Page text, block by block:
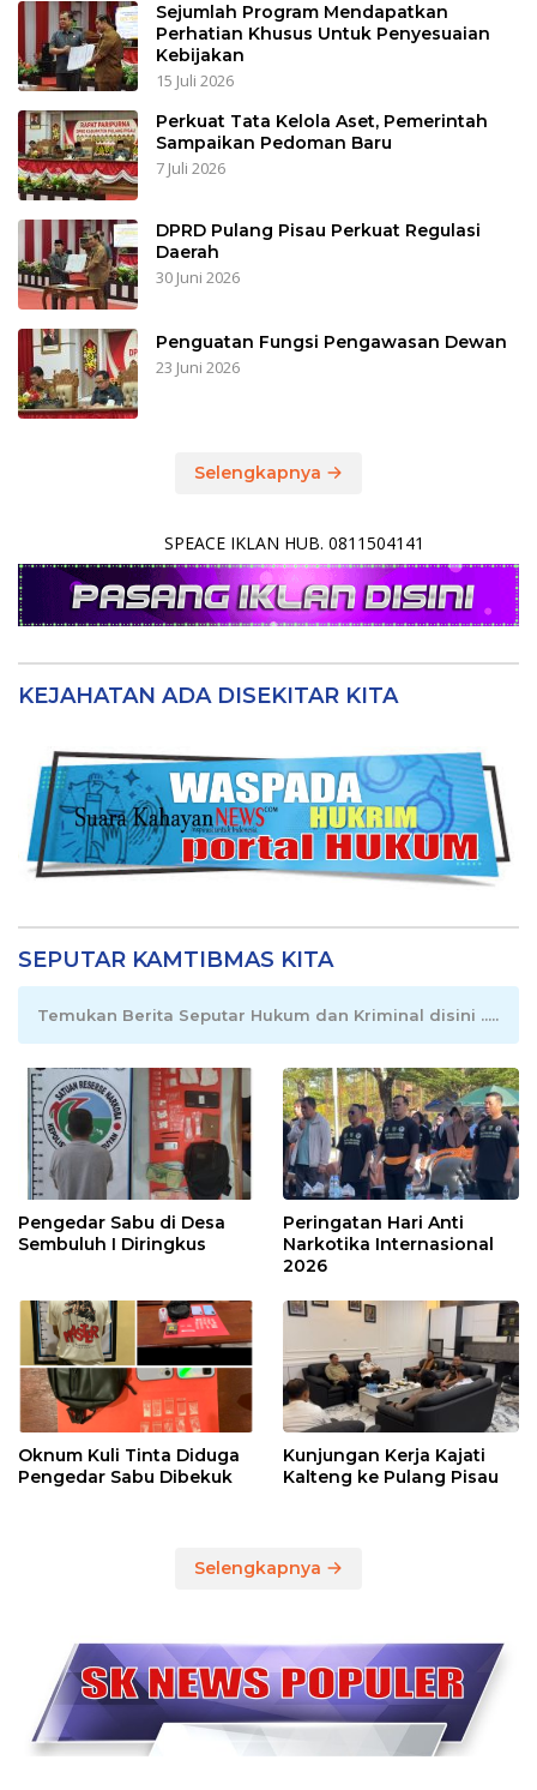
Sejumlah Program Mendapatkan
Perhatian Khusus Untuk Penyesuaian
Kebijakan
15 Juli 2026
Perkuat Tata Kelola Aset, Pemerintah
Sampaikan Pedoman Baru
7 Juli 2026
DPRD Pulang Pisau Perkuat Regulasi
Daerah
30 Juni 2026
Penguatan Fungsi Pengawasan Dewan
23 Juni 2026
Selengkapnya
SPEACE IKLAN HUB. 0811504141
KEJAHATAN ADA DISEKITAR KITA
SEPUTAR KAMTIBMAS KITA
Temukan Berita Seputar Hukum dan Kriminal disini .....
Pengedar Sabu di Desa
Sembuluh I Diringkus
Peringatan Hari Anti
Narkotika Internasional
2026
Oknum Kuli Tinta Diduga
Pengedar Sabu Dibekuk
Kunjungan Kerja Kajati
Kalteng ke Pulang Pisau
Selengkapnya